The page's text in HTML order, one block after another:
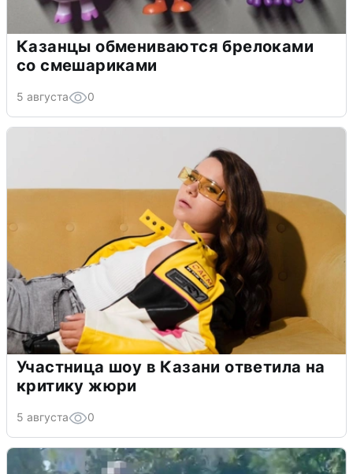
Казанцы обмениваются брелоками
со смешариками
5 августа 0
Участница шоу в Казани ответила на
критику жюри
5 августа 0